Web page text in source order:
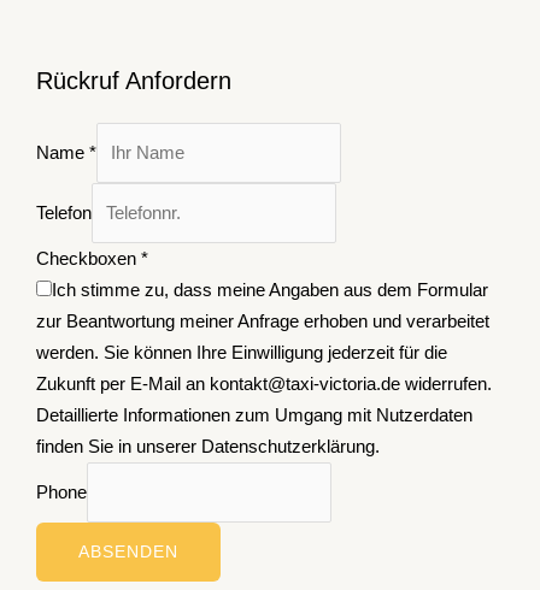
Rückruf Anfordern
Name *
Telefon
Checkboxen *
Ich stimme zu, dass meine Angaben aus dem Formular
zur Beantwortung meiner Anfrage erhoben und verarbeitet
werden. Sie können Ihre Einwilligung jederzeit für die
Zukunft per E-Mail an kontakt@taxi-victoria.de widerrufen.
Detaillierte Informationen zum Umgang mit Nutzerdaten
finden Sie in unserer Datenschutzerklärung.
Phone
ABSENDEN